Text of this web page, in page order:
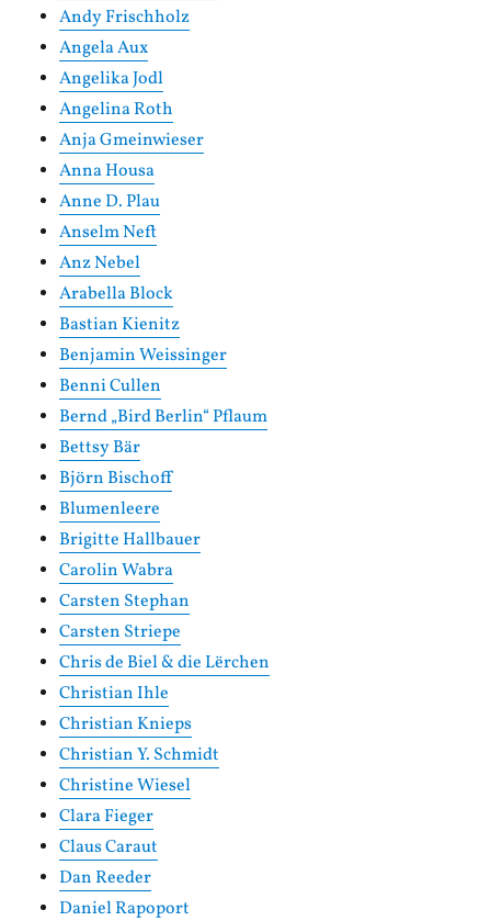
Andy Frischholz
Angela Aux
Angelika Jodl
Angelina Roth
Anja Gmeinwieser
Anna Housa
Anne D. Plau
Anselm Neft
Anz Nebel
Arabella Block
Bastian Kienitz
Benjamin Weissinger
Benni Cullen
Bernd „Bird Berlin“ Pflaum
Bettsy Bär
Björn Bischoff
Blumenleere
Brigitte Hallbauer
Carolin Wabra
Carsten Stephan
Carsten Striepe
Chris de Biel & die Lërchen
Christian Ihle
Christian Knieps
Christian Y. Schmidt
Christine Wiesel
Clara Fieger
Claus Caraut
Dan Reeder
Daniel Rapoport